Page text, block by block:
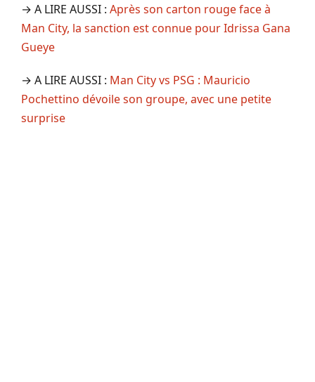
→ A LIRE AUSSI : Après son carton rouge face à
Man City, la sanction est connue pour Idrissa Gana
Gueye
→ A LIRE AUSSI : Man City vs PSG : Mauricio
Pochettino dévoile son groupe, avec une petite
surprise